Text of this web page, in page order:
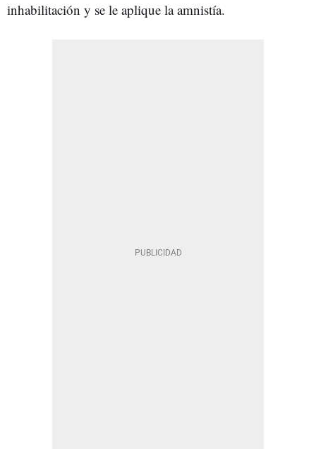
inhabilitación y se le aplique la amnistía.